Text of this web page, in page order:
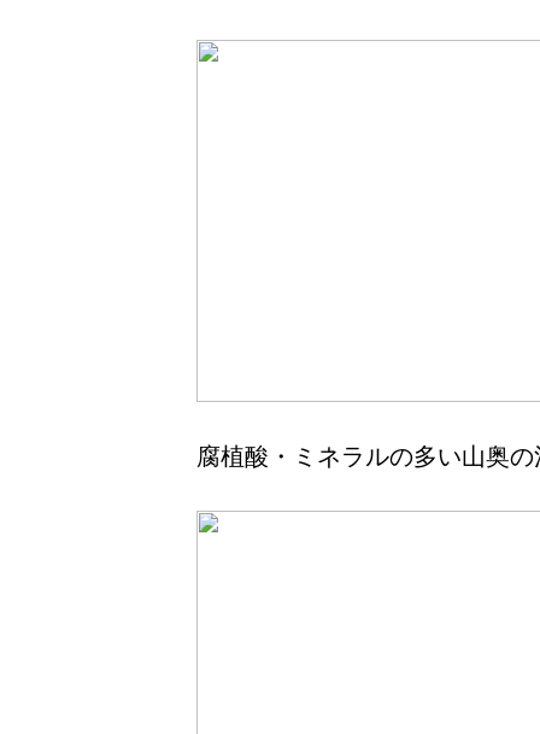
腐植酸・ミネラルの多い山奥